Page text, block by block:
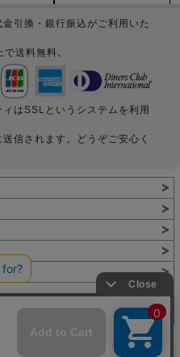
引換・銀行振込がご利用いた
送料無料。
はSSLというシステムを利用
信されます。どうぞご安心く
フォン｜